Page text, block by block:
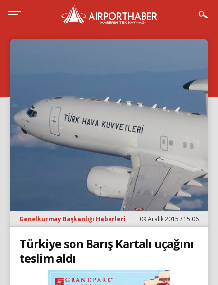
Genelkurmay Başkanlığı Haberleri 09 Aralık 2015 / 15:06
Türkiye son Barış Kartalı uçağını
teslim aldı